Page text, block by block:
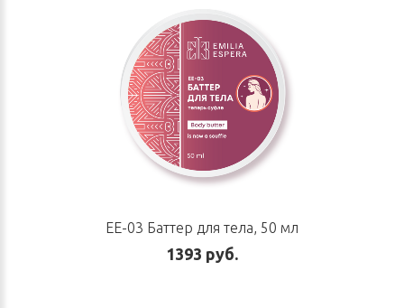
EE-03 Баттер для тела, 50 мл
1393 руб.